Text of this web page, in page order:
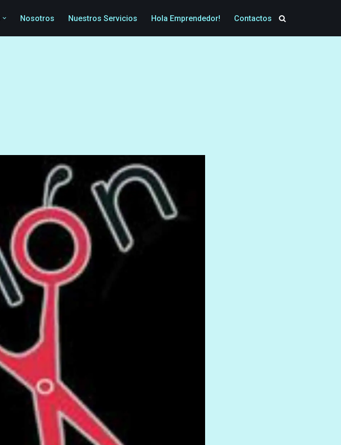
Nosotros Nuestros Servicios Hola Emprendedor! Contactos